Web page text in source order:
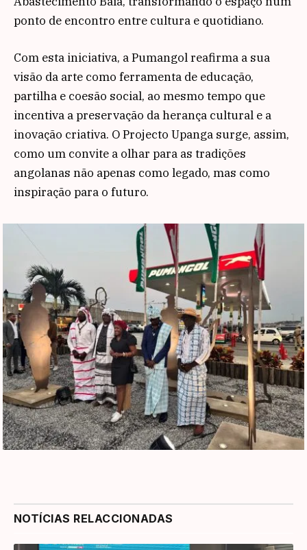
ponto de encontro entre cultura e quotidiano.
Com esta iniciativa, a Pumangol reafirma a sua
visão da arte como ferramenta de educação,
partilha e coesão social, ao mesmo tempo que
incentiva a preservação da herança cultural e a
inovação criativa. O Projecto Upanga surge, assim,
como um convite a olhar para as tradições
angolanas não apenas como legado, mas como
inspiração para o futuro.
NOTÍCIAS RELACCIONADAS